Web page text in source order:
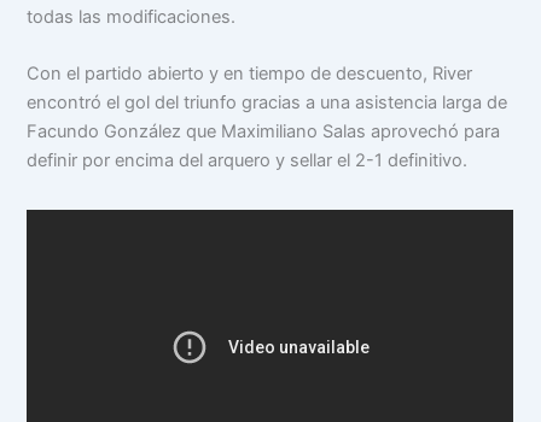
todas las modificaciones.
Con el partido abierto y en tiempo de descuento, River
encontró el gol del triunfo gracias a una asistencia larga de
Facundo González que Maximiliano Salas aprovechó para
definir por encima del arquero y sellar el 2-1 definitivo.